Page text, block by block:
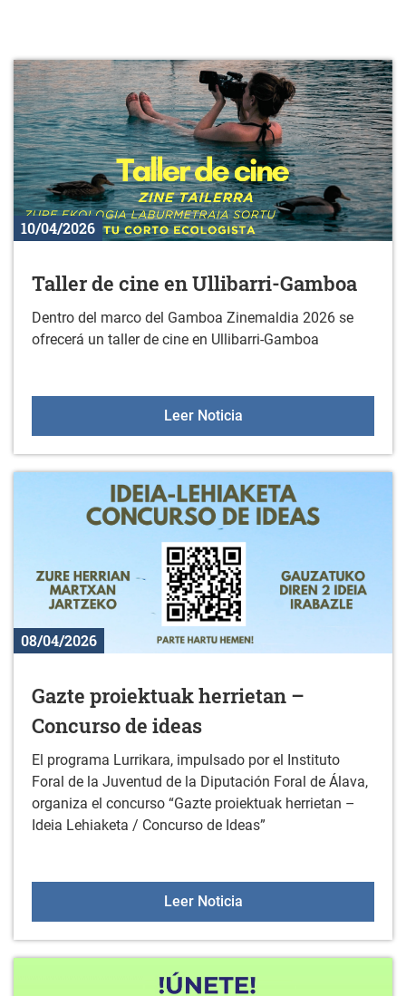
10/04/2026
Taller de cine en Ullibarri-Gamboa
Dentro del marco del Gamboa Zinemaldia 2026 se
ofrecerá un taller de cine en Ullibarri-Gamboa
Leer NoticiaTaller de cine en
08/04/2026
Gazte proiektuak herrietan –
Concurso de ideas
El programa Lurrikara, impulsado por el Instituto
Foral de la Juventud de la Diputación Foral de Álava,
organiza el concurso “Gazte proiektuak herrietan –
Ideia Lehiaketa / Concurso de Ideas”
Leer NoticiaGazte proiektuak